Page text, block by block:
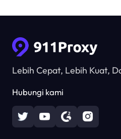
Lebih Cepat, Lebih Kuat,
Hubungi kami